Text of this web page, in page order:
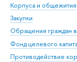
Корпуса и общежития
Закупки
Обращения граждан
Фонд целевого
Противодействие